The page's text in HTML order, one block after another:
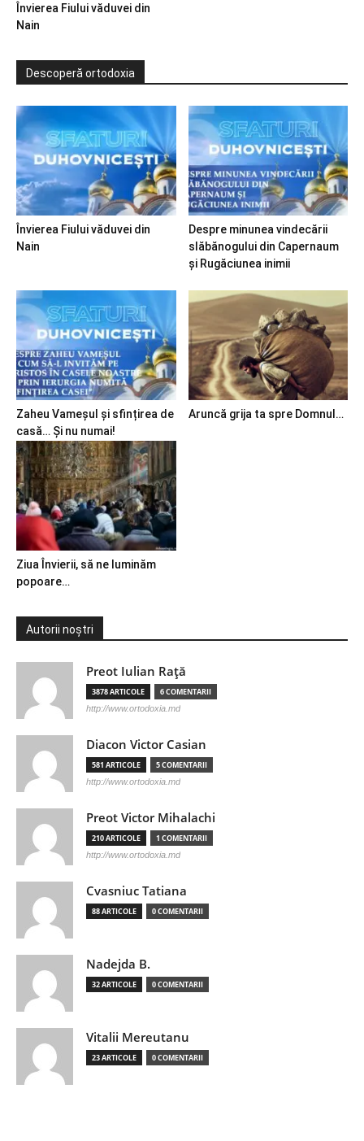
Învierea Fiului văduvei din
Nain
Descoperă ortodoxia
Învierea Fiului văduvei din
Nain
Despre minunea vindecării
slăbănogului din Capernaum
și Rugăciunea inimii
Zaheu Vameșul și sfințirea de
casă… Și nu numai!
Aruncă grija ta spre Domnul…
Ziua Învierii, să ne luminăm
popoare…
Autorii noștri
Preot Iulian Raţă
3878 ARTICOLE 6 COMENTARII
http://www.ortodoxia.md
Diacon Victor Casian
581 ARTICOLE 5 COMENTARII
http://www.ortodoxia.md
Preot Victor Mihalachi
210 ARTICOLE 1 COMENTARII
http://www.ortodoxia.md
Cvasniuc Tatiana
88 ARTICOLE 0 COMENTARII
Nadejda B.
32 ARTICOLE 0 COMENTARII
Vitalii Mereutanu
23 ARTICOLE 0 COMENTARII